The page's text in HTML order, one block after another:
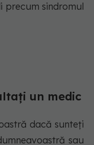
precum sindromul
un medic
dacă sunteți
sau